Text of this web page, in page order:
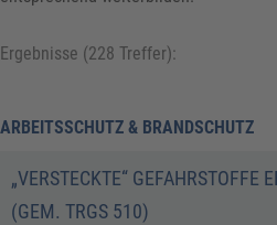
Ergebnisse (228 Treffer):
ARBEITSSCHUTZ & BRANDSCHUTZ
„VERSTECKTE“ GEFAHRSTOFFE
(GEM. TRGS 510)